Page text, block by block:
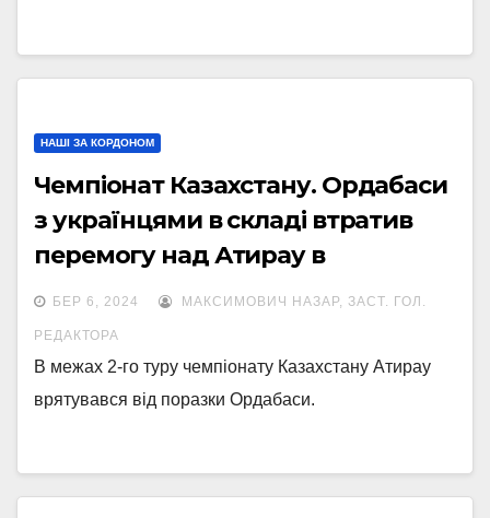
НАШІ ЗА КОРДОНОМ
Чемпіонат Казахстану. Ордабаси
з українцями в складі втратив
перемогу над Атирау в
компенсований час
БЕР 6, 2024 МАКСИМОВИЧ НАЗАР, ЗАСТ. ГОЛ.
РЕДАКТОРА
В межах 2-го туру чемпіонату Казахстану Атирау
врятувався від поразки Ордабаси.